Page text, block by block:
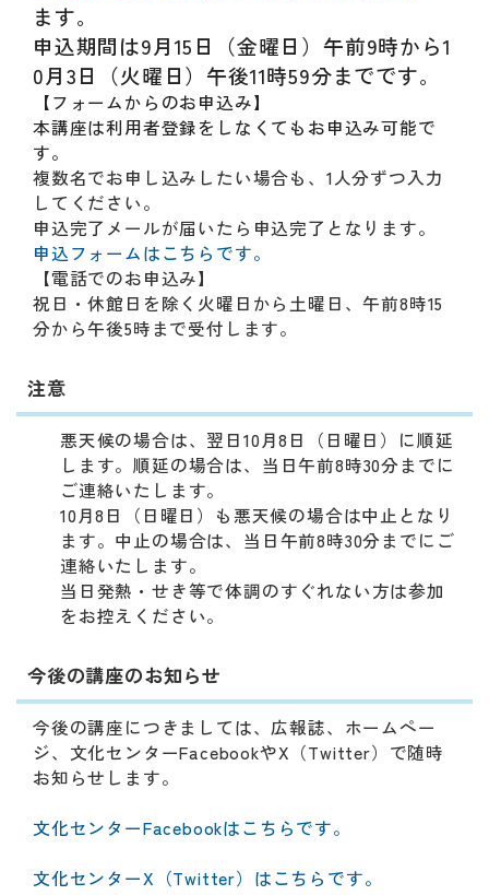
ます。
申込期間は9月15日（金曜日）午前9時から1
0月3日（火曜日）午後11時59分までです。
【フォームからのお申込み】
本講座は利用者登録をしなくてもお申込み可能で
す。
複数名でお申し込みしたい場合も、1人分ずつ入力
してください。
申込完了メールが届いたら申込完了となります。
申込フォームはこちらです。
【電話でのお申込み】
祝日・休館日を除く火曜日から土曜日、午前8時15
分から午後5時まで受付します。
注意
悪天候の場合は、翌日10月8日（日曜日）に順延
します。順延の場合は、当日午前8時30分までに
ご連絡いたします。
10月8日（日曜日）も悪天候の場合は中止となり
ます。中止の場合は、当日午前8時30分までにご
連絡いたします。
当日発熱・せき等で体調のすぐれない方は参加
をお控えください。
今後の講座のお知らせ
今後の講座につきましては、広報誌、ホームペー
ジ、文化センターFacebookやX（Twitter）で随時
お知らせします。
文化センターFacebookはこちらです。
文化センターX（Twitter）はこちらです。